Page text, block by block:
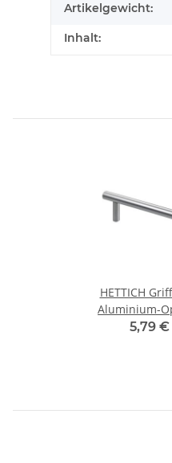
Artikelgewicht:
Inhalt:
HETTICH
Aluminium-
96mm, Ø
5,79 €